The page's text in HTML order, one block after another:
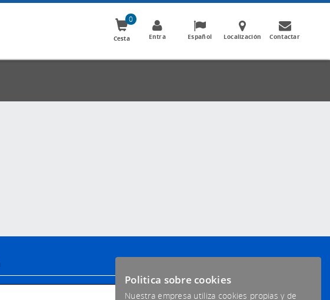
Cesta
0
Entra Español Localización Contactar
-
Politica sobre cookies
Nuestra empresa utiliza cookies propias y de